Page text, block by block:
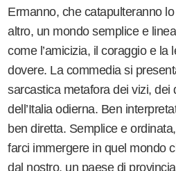
Ermanno, che catapulteranno
altro, un mondo semplice e
come l’amicizia, il coraggio e la
dovere. La commedia si
sarcastica metafora dei vizi, dei
dell’Italia odierna. Ben
ben diretta. Semplice e
farci immergere in quel mondo
dal nostro, un paese di